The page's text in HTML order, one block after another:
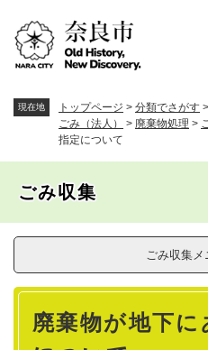
。
現在地 トップページ > 分類でさがす >
ごみ（法人）
> 廃棄物処理 >
指定について
ごみ収集
ごみ収集メ
本
廃棄物が地下